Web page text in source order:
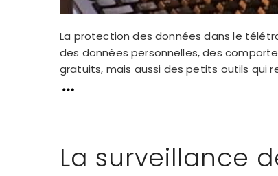
La protection des données dans le
des données personnelles, des
gratuits, mais aussi des petits outils qui
La surveillance